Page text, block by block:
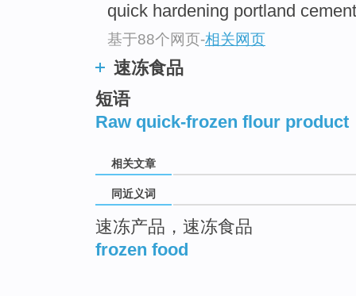
quick hardening portland
基于88个网页-相关网页
速冻食品
短语
Raw quick-frozen flour product
相关文章
同近义词
速冻产品，速冻食品
frozen food